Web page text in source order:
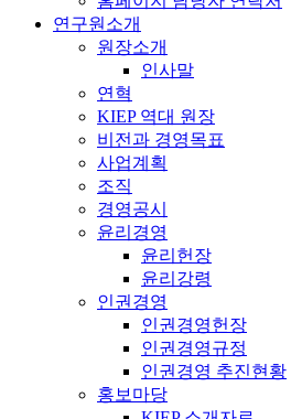
연구원소개
원장소개
인사말
연혁
KIEP 역대 원장
비전과 경영목표
사업계획
조직
경영공시
윤리경영
윤리헌장
윤리강령
인권경영
인권경영헌장
인권경영규정
인권경영 추진현황
홍보마당